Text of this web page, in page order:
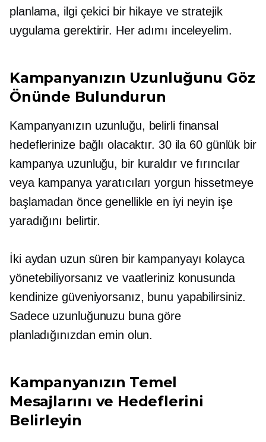
planlama, ilgi çekici bir hikaye ve stratejik
uygulama gerektirir. Her adımı inceleyelim.
Kampanyanızın Uzunluğunu Göz
Önünde Bulundurun
Kampanyanızın uzunluğu, belirli finansal
hedeflerinize bağlı olacaktır. 30 ila 60 günlük bir
kampanya uzunluğu, bir kuraldır ve fırıncılar
veya kampanya yaratıcıları yorgun hissetmeye
başlamadan önce genellikle en iyi neyin işe
yaradığını belirtir.
İki aydan uzun süren bir kampanyayı kolayca
yönetebiliyorsanız ve vaatleriniz konusunda
kendinize güveniyorsanız, bunu yapabilirsiniz.
Sadece uzunluğunuzu buna göre
planladığınızdan emin olun.
Kampanyanızın Temel
Mesajlarını ve Hedeflerini
Belirleyin